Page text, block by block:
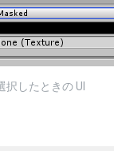
したときの UI